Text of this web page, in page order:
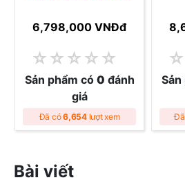
6,798,000 VNĐđ
☆ ☆ ☆ ☆ ☆
Sản phẩm có 0 đánh
giá
Đã có6,654lượt xem
☆
Sản
Bài viết